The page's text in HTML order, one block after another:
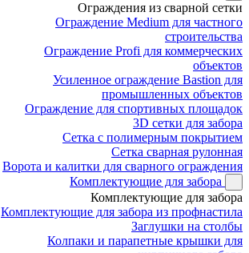
Ограждения из сварной сетки
Ограждение Medium для частного
строительства
Ограждение Profi для коммерческих
объектов
Усиленное ограждение Bastion для
промышленных объектов
Ограждение для спортивных площадок
3D сетки для забора
Сетка с полимерным покрытием
Сетка сварная рулонная
Ворота и калитки для сварного ограждения
Комплектующие для забора
Комплектующие для забора
Комплектующие для забора из профнастила
Заглушки на столбы
Колпаки и парапетные крышки для